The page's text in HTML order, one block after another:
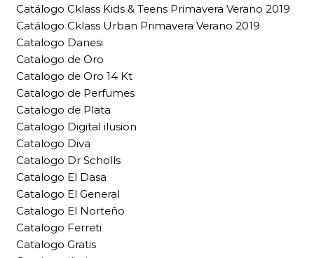
Catálogo Cklass Kids & Teens Primavera Verano 2019
Catálogo Cklass Urban Primavera Verano 2019
Catalogo Danesi
Catalogo de Oro
Catalogo de Oro 14 Kt
Catalogo de Perfumes
Catalogo de Plata
Catalogo Digital ilusion
Catalogo Diva
Catalogo Dr Scholls
Catalogo El Dasa
Catalogo El General
Catalogo El Norteño
Catalogo Ferreti
Catalogo Gratis